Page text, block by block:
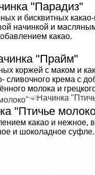
"Парадиз"
и бисквитных
начинкой и
какао.
"Прайм"
коржей с маком и
сливочного крема с
молока и
"Птичье
какао и нежное,
и шоколадное суфле.